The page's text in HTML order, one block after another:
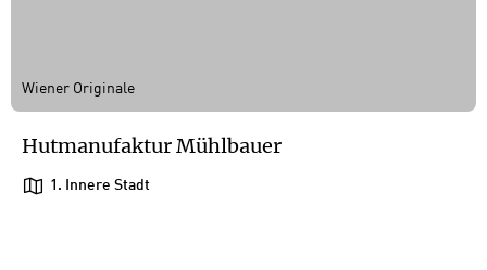
Wiener Originale
Hutmanufaktur Mühlbauer
1. Innere Stadt